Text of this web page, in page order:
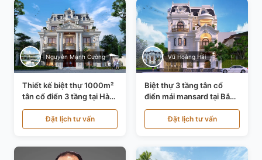
Nguyễn Mạnh Cường
Thiết kế biệt thự 1000m²
tân cổ điển 3 tầng tại Hà
Nội KT21010
Đặt lịch tư vấn
Vũ Hoàng Hải
Biệt thự 3 tầng tân cổ
điển mái mansard tại Bắc
Ninh KT21198
Đặt lịch tư vấn